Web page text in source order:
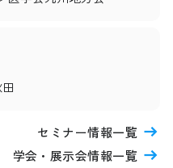
セミナー情報一覧
学会・展示会情報一覧